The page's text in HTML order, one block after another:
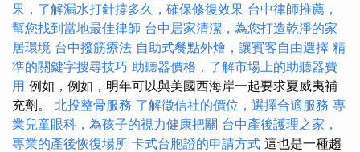
果，了解漏水打針撐多久，確保修復效果 台中律師推薦，
幫您找到當地最佳律師 台中居家清潔，為您打造乾淨的家
居環境 台中撥筋療法 自助式餐點外燴，讓賓客自由選擇 精
準的關鍵字搜尋技巧 助聽器價格，了解市場上的助聽器費
用 例如，例如，明年可以與美國西海岸一起要求夏威夷補
充劑。 北投整骨服務 了解徵信社的價位，選擇合適服務 專
業兒童眼科，為孩子的視力健康把關 台中產後護理之家，
專業的產後恢復場所 卡式台胞證的申請方式 這也是一種趨